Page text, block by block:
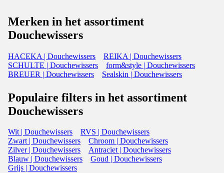
Merken in het assortiment
Douchewissers
HACEKA | Douchewissers
REIKA | Douchewissers
SCHULTE | Douchewissers
form&style | Douchewissers
BREUER | Douchewissers
Sealskin | Douchewissers
Populaire filters in het assortiment
Douchewissers
Wit | Douchewissers
RVS | Douchewissers
Zwart | Douchewissers
Chroom | Douchewissers
Zilver | Douchewissers
Antraciet | Douchewissers
Blauw | Douchewissers
Goud | Douchewissers
Grijs | Douchewissers